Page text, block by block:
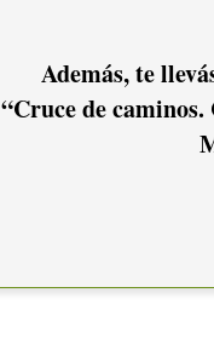
Además, te
“Cruce de caminos.